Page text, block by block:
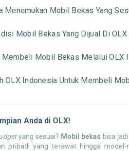
Menemukan Mobil Bekas Yang
Mobil Bekas Yang Dijual Di
Membeli Mobil Bekas Melalui OLX
OLX Indonesia Untuk Membeli
Anda di OLX!
yang sesuai? Mobil bekas bisa
pribadi yang terawat hingga